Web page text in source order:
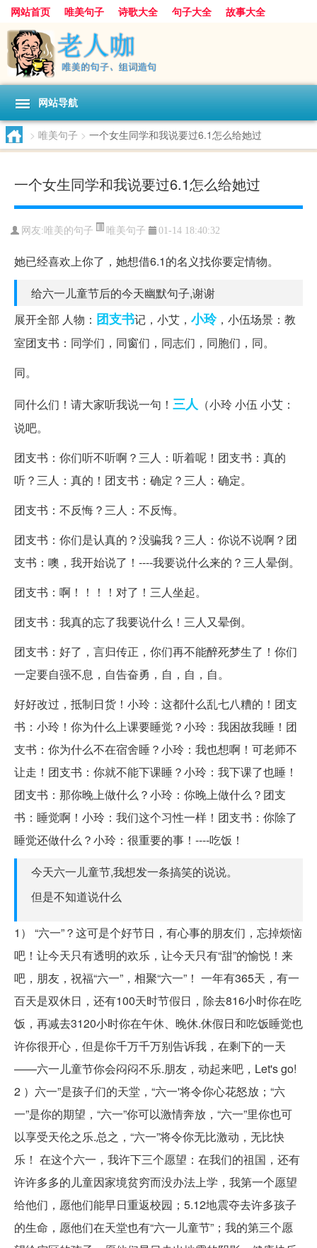
网站首页 唯美句子 诗歌大全 句子大全
故事大全
人生感悟
其他美文 美文欣赏
感人故事
句子分类
网站导航
> 唯美句子 > 一个女生同学和我说要过6.1怎么给她过
一个女生同学和我说要过6.1怎么给她过
网友: 唯美的句子 唯美句子 01-14 18:40:32
她已经喜欢上你了，她想借6.1的名义找你要定情物。
给六一儿童节后的今天幽默句子,谢谢
展开全部 人物： 团支书记，小艾， 小玲，小伍场景：教
室团支书：同学们，同窗们，同志们，同胞们，同。
同。
同什么们！请大家听我说一句！ 三人 （小玲 小伍 小艾：
说吧。
团支书：你们听不听啊？三人：听着呢！团支书：真的
听？三人：真的！团支书：确定？三人：确定。
团支书：不反悔？三人：不反悔。
团支书：你们是认真的？没骗我？三人：你说不说啊？团
支书：噢，我开始说了！----我要说什么来的？三人晕倒。
团支书：啊！！！！对了！三人坐起。
团支书：我真的忘了我要说什么！三人又晕倒。
团支书：好了，言归传正，你们再不能醉死梦生了！你们
一定要自强不息，自告奋勇，自，自，自。
好好改过，抵制日货！小玲：这都什么乱七八糟的！团支
书：小玲！你为什么上课要睡觉？小玲：我困故我睡！团
支书：你为什么不在宿舍睡？小玲：我也想啊！可老师不
让走！团支书：你就不能下课睡？小玲：我下课了也睡！
团支书：那你晚上做什么？小玲：你晚上做什么？团支
书：睡觉啊！小玲：我们这个习性一样！团支书：你除了
睡觉还做什么？小玲：很重要的事！----吃饭！
今天六一儿童节,我想发一条搞笑的说说。
但是不知道说什么
1） “六一”？这可是个好节日，有心事的朋友们，忘掉烦恼
吧！让今天只有透明的欢乐，让今天只有“甜”的愉悦！来
吧，朋友，祝福“六一”，相聚“六一”！ 一年有365天，有一
百天是双休日，还有100天时节假日，除去816小时你在吃
饭，再减去3120小时你在午休、晚休.休假日和吃饭睡觉也
许你很开心，但是你千万千万别告诉我，在剩下的一天
——六一儿童节你会闷闷不乐.朋友，动起来吧，Let's go!
2 ）六一”是孩子们的天堂，“六一'将令你心花怒放；“六
一”是你的期望，“六一”你可以激情奔放，“六一”里你也可
以享受天伦之乐.总之，“六一”将令你无比激动，无比快
乐！ 在这个六一，我许下三个愿望：在我们的祖国，还有
许许多多的儿童因家境贫穷而没办法上学，我第一个愿望
给他们，愿他们能早日重返校园；5.12地震夺去许多孩子
的生命，愿他们在天堂也有“六一儿童节”；我的第三个愿